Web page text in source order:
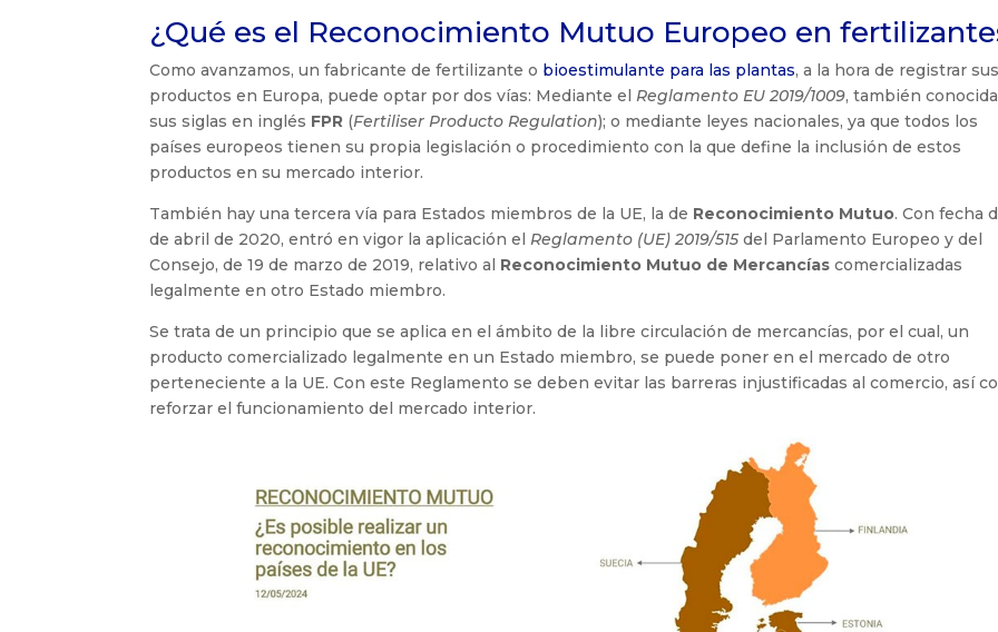
¿Qué es el Reconocimiento Mutuo Europeo en
Como avanzamos, un fabricante de fertilizante o bioestimulante para las plantas, a la hora de registrar sus
productos en Europa, puede optar por dos vías: Mediante elReglamento EU 2019/1009, también
sus siglas en inglés FPR (Fertiliser Producto Regulation); o mediante leyes nacionales, ya que todos los
países europeos tienen su propia legislación o procedimiento con la que define la inclusión de estos
productos en su mercado interior.
También hay una tercera vía para Estados miembros de la UE, la de Reconocimiento Mutuo. Con fecha
de abril de 2020, entró en vigor la aplicación elReglamento (UE) 2019/515 del Parlamento Europeo y del
Consejo, de 19 de marzo de 2019, relativo al Reconocimiento Mutuo de Mercancías comercializadas
legalmente en otro Estado miembro.
Se trata de un principio que se aplica en el ámbito de la libre circulación de mercancías, por el cual, un
producto comercializado legalmente en un Estado miembro, se puede poner en el mercado de otro
perteneciente a la UE. Con este Reglamento se deben evitar las barreras injustificadas al comercio, así
reforzar el funcionamiento del mercado interior.